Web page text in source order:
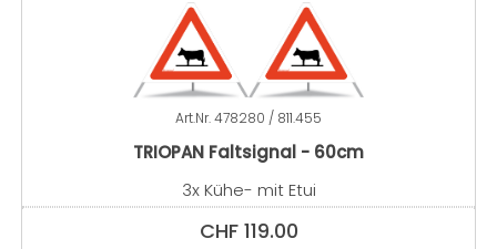
Art.Nr.478280 / 811.455
TRIOPAN Faltsignal - 60cm
3x Kühe- mit Etui
CHF 119.00